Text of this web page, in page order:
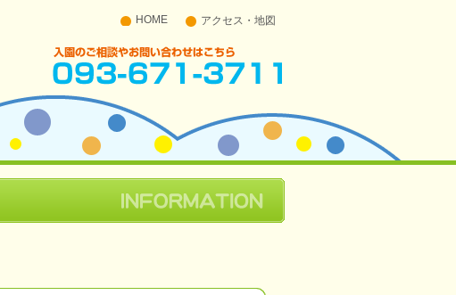
HOME アクセス・地図
入園のご相談やお問い合わせはこちら 093-671-